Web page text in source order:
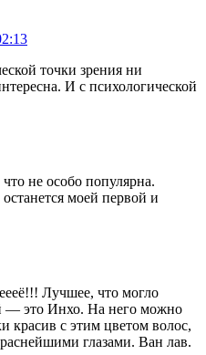
точки зрения ни
И с психологической
не особо популярна.
моей первой и
Лучшее, что могло
— это Инхо. На него можно
красив с этим цветом волос,
глазами. Ван лав.